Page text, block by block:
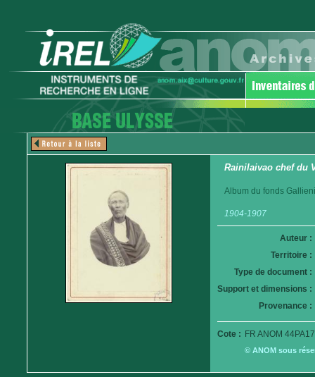
Rainilaivao chef du
Album du fonds
1904-1907
Auteur :
Territoire :
Type de document :
Support et dimensions :
Provenance :
Cote : FR ANOM
© ANOM sous